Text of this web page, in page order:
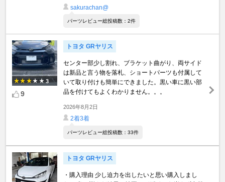
sakurachan@
パーツレビュー総投稿数：2件
3
9
トヨタ GRヤリス
センター部少し割れ、ブラケット曲がり、両サイド
は新品と言う物を落札、ショートパーツも付属して
いて取り付けも簡単にできました。黒い車に黒い部
品を付けてもよくわかりません。。。
2026年8月2日
2着3着
パーツレビュー総投稿数：33件
トヨタ GRヤリス
・購入理由 少し迫力を出したいと思い購入しまし